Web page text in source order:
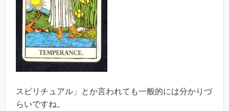
スピリチュアル」とか言われても一般的には分かりづ
らいですね。